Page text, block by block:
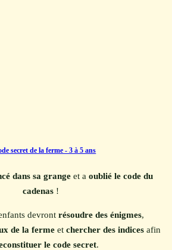
secret de la ferme - 3 à 5 ans
dans sa grange et aoublié le code du
cadenas !
devront résoudre des énigmes,
de la fermeet chercher des indices afin
le code secret.